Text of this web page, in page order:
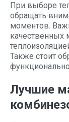
При выборе
обращать
моментов.
качественных
Также стоит
Лучшие